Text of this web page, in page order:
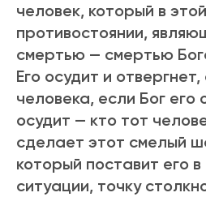
человек, котоpый в
пpотивостоянии,
смеpтью — смеpтью
Его осудит и
человека, если Бог его
осудит — кто тот
сделает этот смелый
котоpый поставит его
ситуации, точку